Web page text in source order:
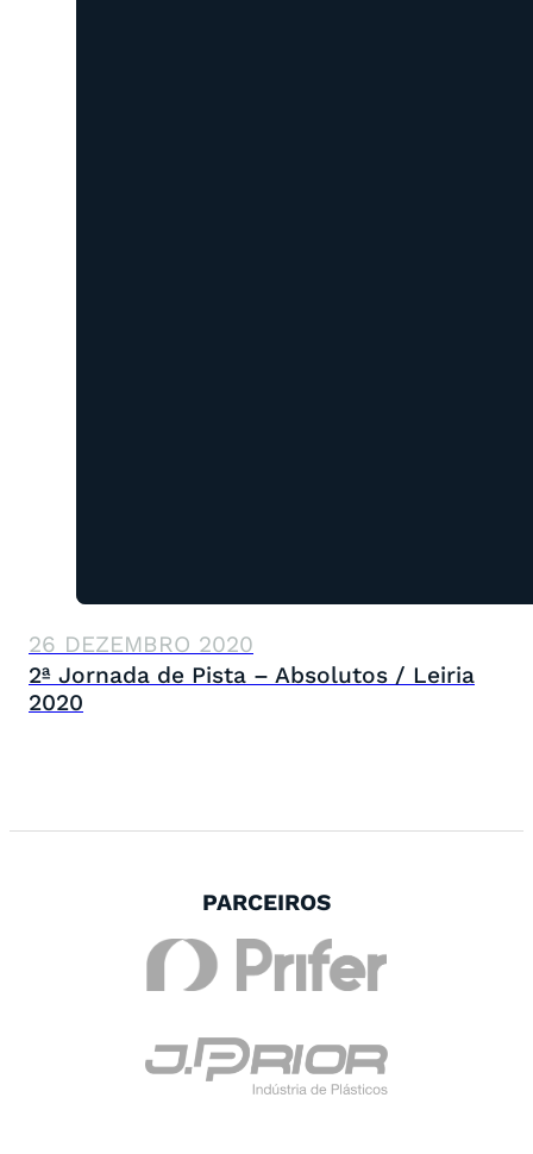
26 DEZEMBRO 2020
2ª Jornada de Pista – Absolutos / Leiria
2020
PARCEIROS